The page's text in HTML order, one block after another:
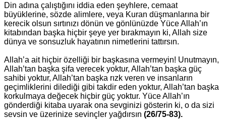
Din adına çalıştığını iddia eden şeyhlere, cemaat
büyüklerine, sözde alimlere, veya Kuran düşmanlarına bir
kerecik olsun sırtınızı dönün ve gönlünüzde Yüce Allah’ın
kitabından başka hiçbir şeye yer bırakmayın ki, Allah size
dünya ve sonsuzluk hayatının nimetlerini tattırsın.
Allah’a ait hiçbir özelliği bir başkasına vermeyin! Unutmayın,
Allah’tan başka şifa verecek yoktur, Allah’tan başka güç
sahibi yoktur, Allah’tan başka rızk veren ve insanların
geçimliklerini dilediği gibi takdir eden yoktur, Allah’tan başka
korkulmaya değecek hiçbir güç yoktur. Yüce Allah’ın
gönderdiği kitaba uyarak ona sevginizi gösterin ki, o da sizi
sevsin ve üzerinize sevinçler yağdırsın (26/75-83).